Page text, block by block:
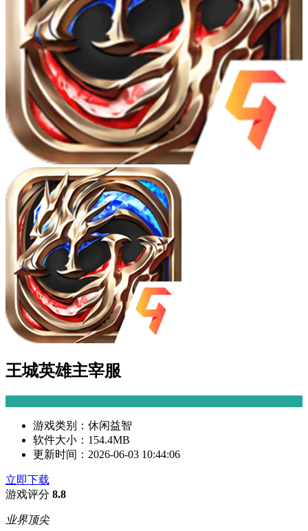
王城英雄主宰服
游戏类别： 休闲益智
软件大小： 154.4MB
更新时间： 2026-06-03 10:44:06
立即下载
游戏评分 8.8
业界顶尖